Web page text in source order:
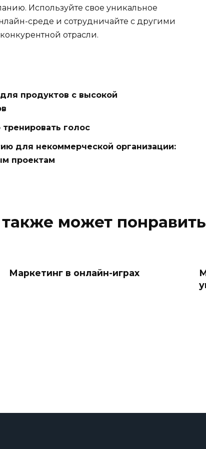
Используйте свое уникальное
среде и сотрудничайте с другими
отрасли.
продуктов с высокой
голос
для некоммерческой организации:
проектам
может
Маркетинг в онлайн-играх